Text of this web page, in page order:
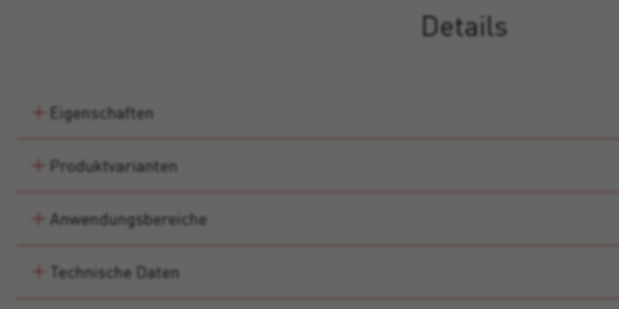
Details
Eigenschaften
Produktvarianten
Anwendungsbereiche
Technische Daten